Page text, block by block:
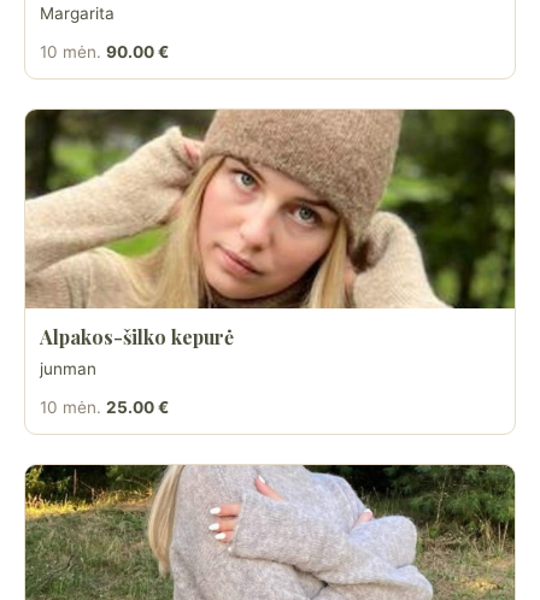
Margarita
10 mėn. 90.00 €
Alpakos-šilko kepurė
junman
10 mėn. 25.00 €